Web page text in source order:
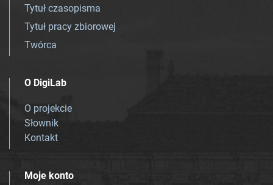
Tytuł czasopisma
Tytuł pracy zbiorowej
Twórca
O DigiLab
O projekcie
Słownik
Kontakt
Moje konto